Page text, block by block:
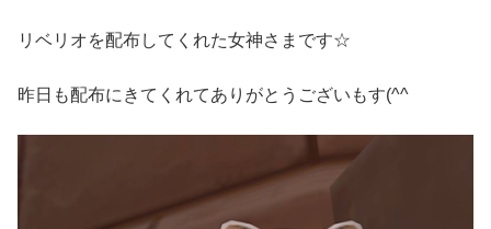
リベリオを配布してくれた女神さまです☆
昨日も配布にきてくれてありがとうございもす(^^ゞ